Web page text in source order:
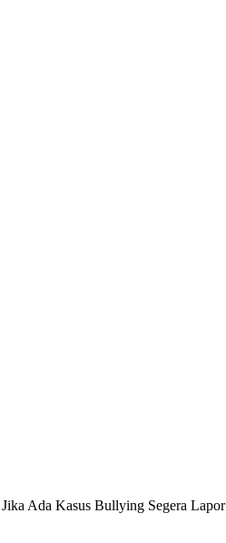
Ada Kasus Bullying Segera Lapor